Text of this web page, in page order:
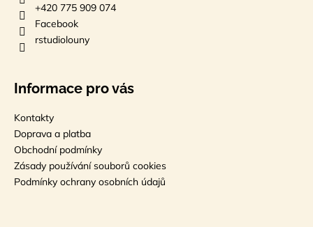
+420 775 909 074
Facebook
rstudiolouny
Informace pro vás
Kontakty
Doprava a platba
Obchodní podmínky
Zásady používání souborů cookies
Podmínky ochrany osobních údajů